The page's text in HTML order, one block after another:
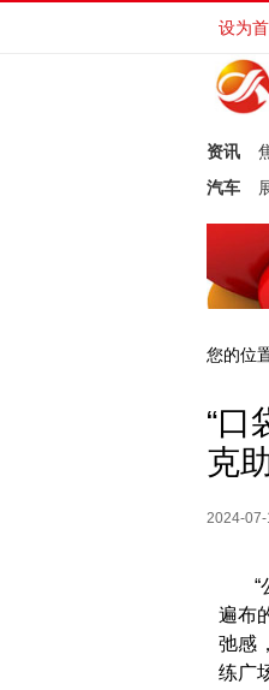
设为
资讯
汽车
您的位
“口
克
2024-
“公
遍布
弛感
练广